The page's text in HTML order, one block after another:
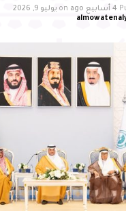
مقارنة بعام 2024، وتصدر برنامج
الأحساء بالدعم الكبير
الله- لقطاع الطيران
البنية التحتية ورفع
الدمام، ومن
شركة مطارات الدمام
والارتقاء بجودة خدماته،
تجربة المسافرين، مؤكدًا
اقتصاديةً وسياحيةً
4 أسابيع ago on يوليو 9, 2026